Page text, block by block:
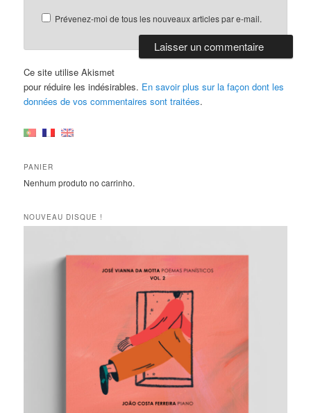
Prévenez-moi de tous les nouveaux articles par e-mail.
Ce site utilise Akismet
pour réduire les indésirables. En savoir plus sur la façon dont les
données de vos commentaires sont traitées.
PANIER
Nenhum produto no carrinho.
NOUVEAU DISQUE !